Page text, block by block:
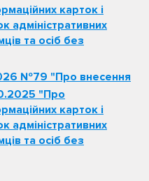
карток і
адміністративних
та осіб без
№79 "Про внесення
"Про
карток і
адміністративних
та осіб без